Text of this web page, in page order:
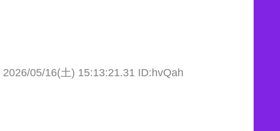
2026/05/16(土) 15:13:21.31 ID:hvQah